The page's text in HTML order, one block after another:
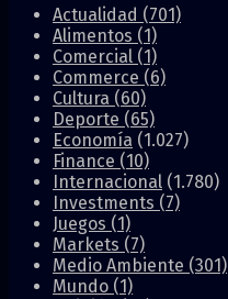
Actualidad (701)
Alimentos (1)
Comercial (1)
Commerce (6)
Cultura (60)
Deporte (65)
Economía (1.027)
Finance (10)
Internacional (1.780)
Investments (7)
Juegos (1)
Markets (7)
Medio Ambiente (301)
Mundo (1)